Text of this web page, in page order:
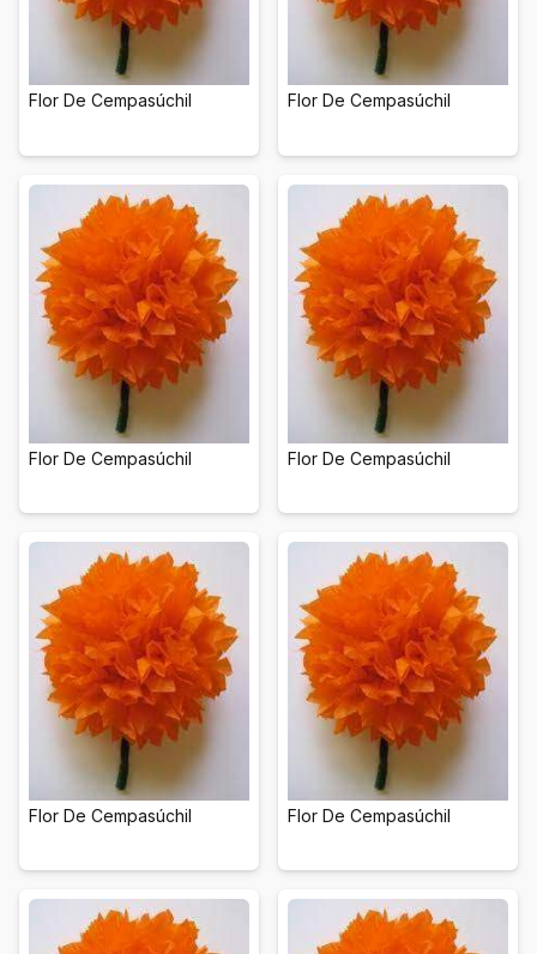
Flor De Cempasúchil Flor De Cempasúchil
Flor De Cempasúchil Flor De Cempasúchil
Flor De Cempasúchil Flor De Cempasúchil